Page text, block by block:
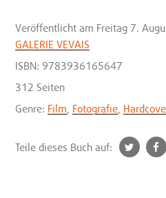
Veröffentlicht am Freitag 7.
GALERIE VEVAIS
ISBN: 9783936165647
312 Seiten
Genre: Film Fotografie
Teile dieses Buch auf:
t